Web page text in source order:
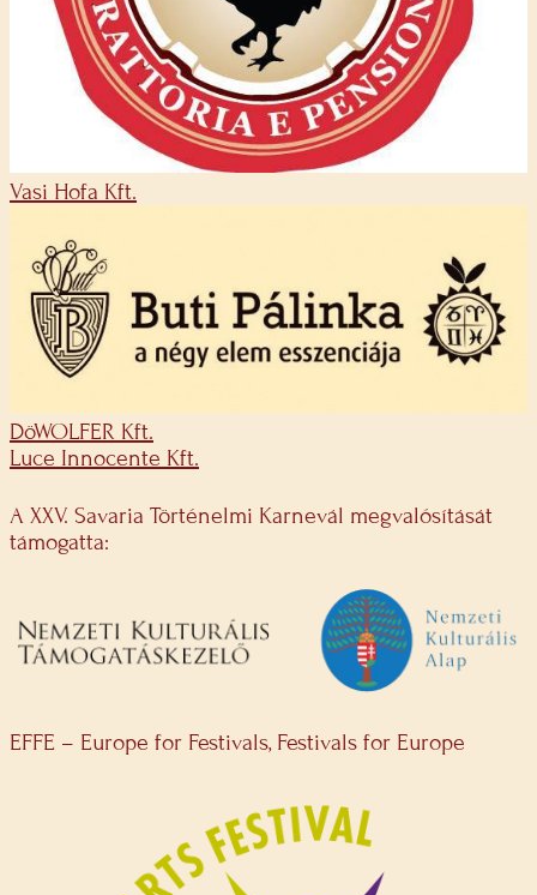
Vasi Hofa Kft.
DöWOLFER Kft.
Luce Innocente Kft.
A XXV. Savaria Történelmi Karnevál megvalósítását
támogatta:
EFFE – Europe for Festivals, Festivals for Europe